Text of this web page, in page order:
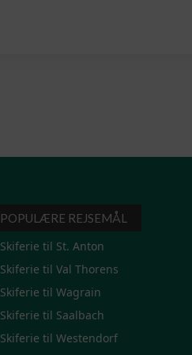
POPULÆRE REJSEMÅL
Skiferie til St. Anton
Skiferie til Val Thorens
Skiferie til Wagrain
Skiferie til Saalbach
Skiferie til Westendorf